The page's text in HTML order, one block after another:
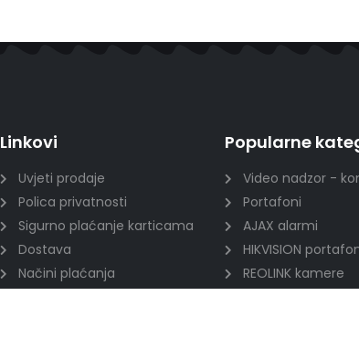
Linkovi
Uvjeti prodaje
Polica privatnosti
Sigurno plaćanje karticama
Dostava
Načini plaćanja
Popularne
Video nadzor -
Portafoni
AJAX alarmi
HIKVISION
REOLINK kamere